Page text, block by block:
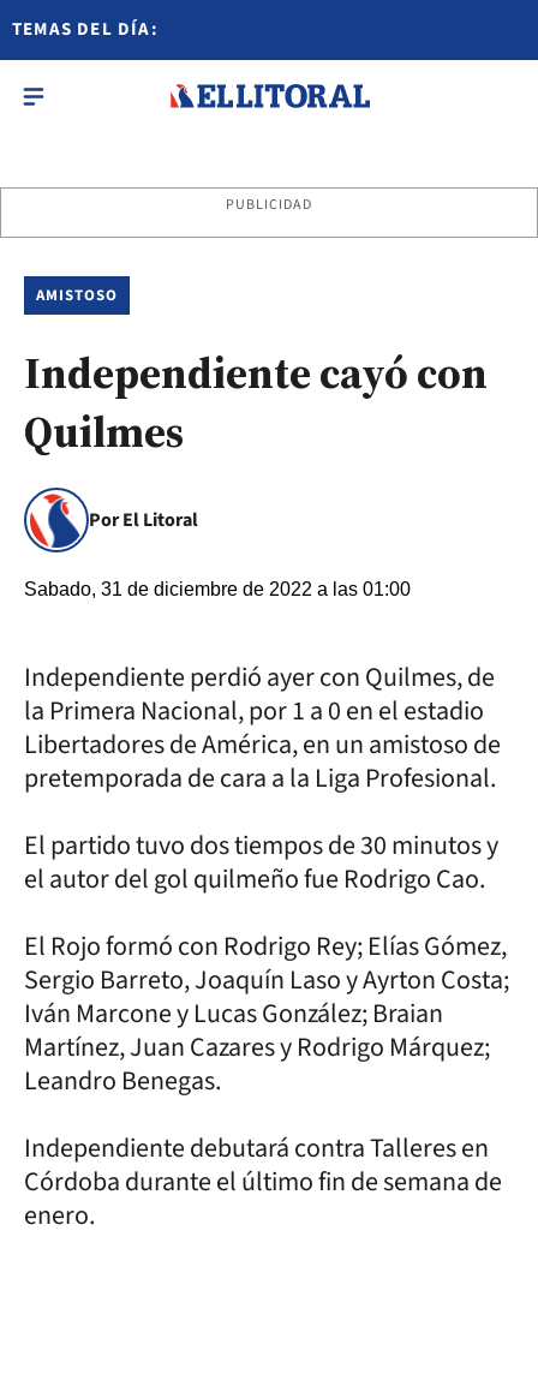
TEMAS DEL DÍA:
PUBLICIDAD
AMISTOSO
Independiente cayó con
Quilmes
Por El Litoral
Sabado, 31 de diciembre de 2022 a las 01:00
Independiente perdió ayer con Quilmes, de
la Primera Nacional, por 1 a 0 en el estadio
Libertadores de América, en un amistoso de
pretemporada de cara a la Liga Profesional.
El partido tuvo dos tiempos de 30 minutos y
el autor del gol quilmeño fue Rodrigo Cao.
El Rojo formó con Rodrigo Rey; Elías Gómez,
Sergio Barreto, Joaquín Laso y Ayrton Costa;
Iván Marcone y Lucas González; Braian
Martínez, Juan Cazares y Rodrigo Márquez;
Leandro Benegas.
Independiente debutará contra Talleres en
Córdoba durante el último fin de semana de
enero.